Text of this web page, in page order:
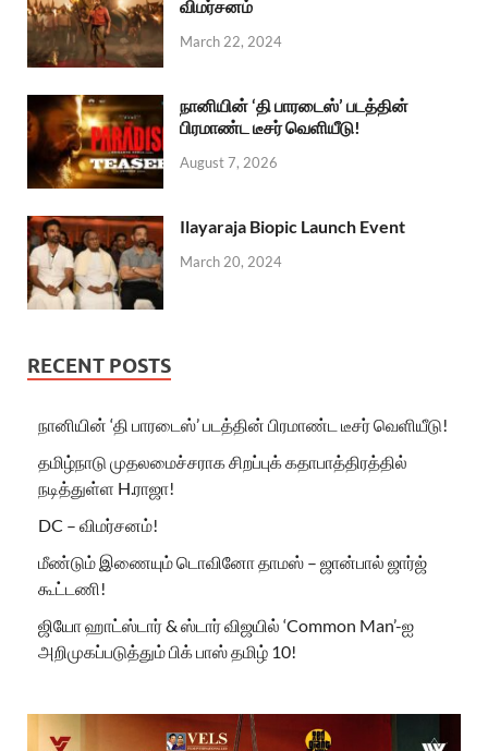
விமர்சனம்
March 22, 2024
நானியின் ‘தி பாரடைஸ்’ படத்தின்
பிரமாண்ட டீசர் வெளியீடு!
August 7, 2026
Ilayaraja Biopic Launch Event
March 20, 2024
RECENT POSTS
நானியின் ‘தி பாரடைஸ்’ படத்தின் பிரமாண்ட டீசர் வெளியீடு!
தமிழ்நாடு முதலமைச்சராக சிறப்புக் கதாபாத்திரத்தில்
நடித்துள்ள H.ராஜா!
DC – விமர்சனம்!
மீண்டும் இணையும் டொவினோ தாமஸ் – ஜான்பால் ஜார்ஜ்
கூட்டணி!
ஜியோ ஹாட்ஸ்டார் & ஸ்டார் விஜயில் ‘Common Man’-ஐ
அறிமுகப்படுத்தும் பிக் பாஸ் தமிழ் 10!